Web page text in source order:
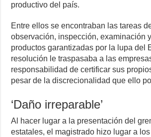
productivo del país.
Entre ellos se encontraban las tareas
observación, inspección, examinación
productos garantizadas por la lupa del
resolución le traspasaba a las
responsabilidad de certificar sus
pesar de la discrecionalidad que ello
‘Daño irreparable’
Al hacer lugar a la presentación del
estatales, el magistrado hizo lugar a